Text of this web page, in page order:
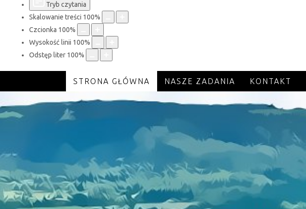
Tryb czytania
Skalowanie treści 100%
Czcionka 100%
Wysokość linii 100%
Odstęp liter 100%
STRONA GŁÓWNA NASZE ZADANIA KONTAKT